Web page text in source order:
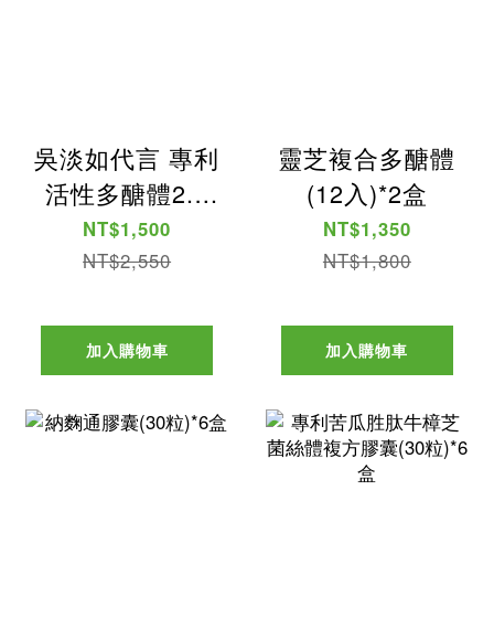
吳淡如代言 專利
活性多醣體2.0
(10入)*3盒
NT$1,500
NT$2,550
加入購物車
靈芝複合多醣體
(12入)*2盒
NT$1,350
NT$1,800
加入購物車